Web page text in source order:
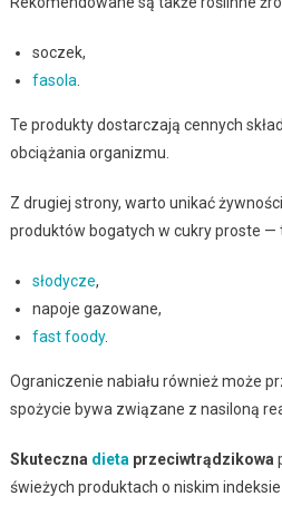
soczek,
fasola
Te produkty dostarczają cennych
obciążania organizmu.
Z drugiej strony, warto unikać
produktów bogatych w cukry proste —
słodycze,
napoje gazowane,
fast foody.
Ograniczenie nabiału również może
spożycie bywa związane z nasiloną
Skuteczna dieta przeciwtrądzikowa
świeżych produktach o niskim